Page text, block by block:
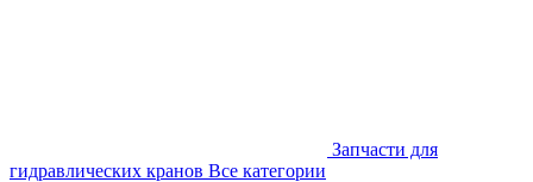
Запчасти для
гидравлических кранов Все категории